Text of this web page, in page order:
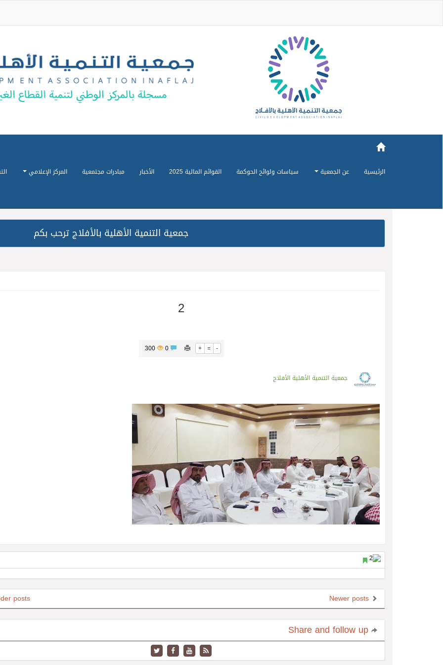
الرئيسية عن الجمعية سياسات ولوائح الحوكمة القوائم المالية 2025 الأخبار مبادرات مجتمعية المركز الإعلامي
جمعية التنمية الأهلية بالأفلاج ترحب بكم
2
+ = -
0
300
جمعية التنمية الأهلية الأفلاج
posts